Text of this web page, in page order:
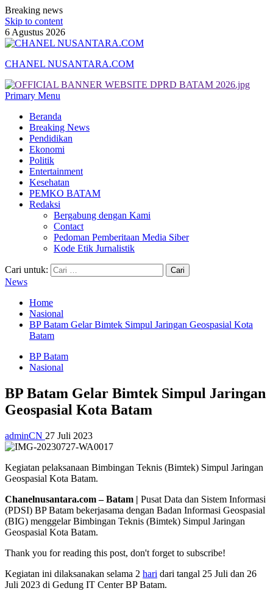
Breaking news
Skip to content
6 Agustus 2026
CHANEL NUSANTARA.COM
Primary Menu
Beranda
Breaking News
Pendidikan
Ekonomi
Politik
Entertainment
Kesehatan
PEMKO BATAM
Redaksi
Bergabung dengan Kami
Contact
Pedoman Pemberitaan Media Siber
Kode Etik Jurnalistik
Cari untuk:
News
Home
Nasional
BP Batam Gelar Bimtek Simpul Jaringan Geospasial Kota
Batam
BP Batam
Nasional
BP Batam Gelar Bimtek Simpul Jaringan
Geospasial Kota Batam
adminCN 27 Juli 2023
Kegiatan pelaksanaan Bimbingan Teknis (Bimtek) Simpul Jaringan
Geospasial Kota Batam.
Chanelnusantara.com – Batam | Pusat Data dan Sistem Informasi
(PDSI) BP Batam bekerjasama dengan Badan Informasi Geospasial
(BIG) menggelar Bimbingan Teknis (Bimtek) Simpul Jaringan
Geospasial Kota Batam.
Thank you for reading this post, don't forget to subscribe!
Kegiatan ini dilaksanakan selama 2 hari dari tangal 25 Juli dan 26
Juli 2023 di Gedung IT Center BP Batam.